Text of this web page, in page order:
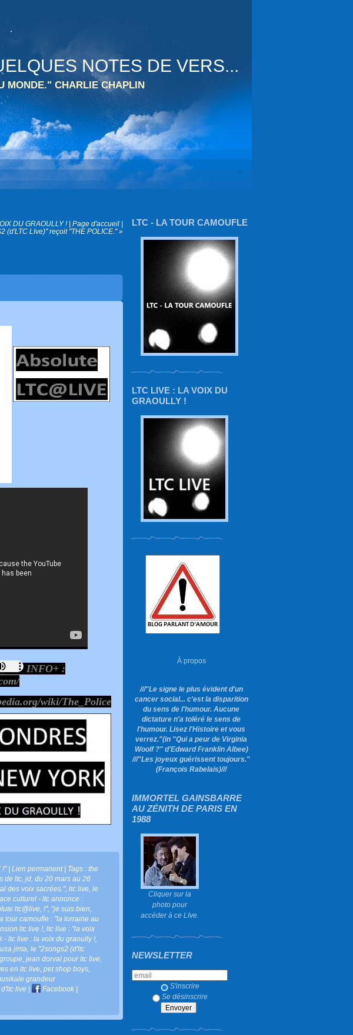
NOTES DE VERS...
MONDE." CHARLIE CHAPLIN
LTC - LA TOUR CAMOUFLE
LTC LIVE : LA VOIX DU
GRAOULLY !
À propos
///"Le signe le plus évident d'un
cancer social... c'est la disparition
du sens de l'humour. Aucune
dictature n'a toléré le sens de
l'humour. Lisez l'Histoire et vous
verrez."(in "Qui a peur de Virginia
Woolf ?"d'Edward Franklin Albee)
///"Les joyeux guérissent toujours."
(François Rabelais)///
IMMORTEL GAINSBARRE
AU ZÉNITH DE PARIS EN
1988
Cliquer sur la
photo pour
accéder à ce LIve.
NEWSLETTER
S'inscrire
Se désinscrire
DU GRAOULLY !| Page d'accueil |
(d'LTC LIve)" reçoit "THE POLICE." »
INFO+ :
wiki/The_Police
!"| Lien permanent| Tags : the
de ltc jd du 20 mars au 26
des voix sacrées.", ltc live le
culturel - ltc annonce :
ltc@live !", "je suis bien
tour camoufle : "la lorraine au
ltc live ! ltc live : "la voix
- ltc live : la voix du graoully !
jinta le "2songs2 (d'ltc
jean dorval pour ltc live
en ltc live pet shop boys
grandeur
live | Facebook |